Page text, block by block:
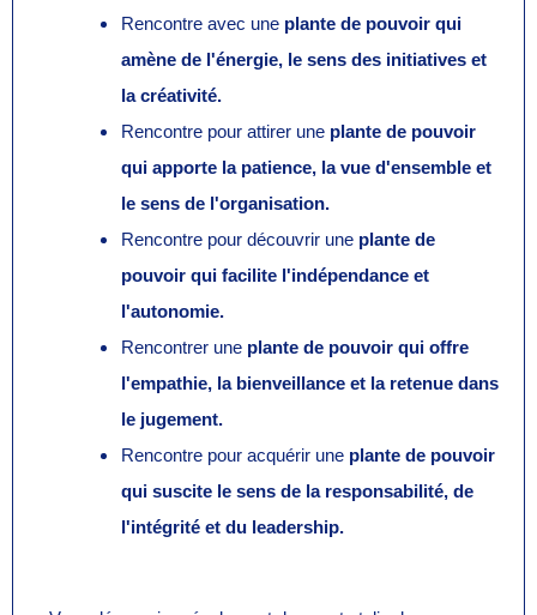
Rencontre avec une plante de pouvoir qui
amène de l'énergie, le sens des initiatives et
la créativité.
Rencontre pour attirer une plante de pouvoir
qui apporte la patience, la vue d'ensemble et
le sens de l'organisation.
Rencontre pour découvrir une plante de
pouvoir qui facilite l'indépendance et
l'autonomie.
Rencontrer une plante de pouvoir qui offre
l'empathie, la bienveillance et la retenue dans
le jugement.
Rencontre pour acquérir une plante de pouvoir
qui suscite le sens de la responsabilité, de
l'intégrité et du leadership.